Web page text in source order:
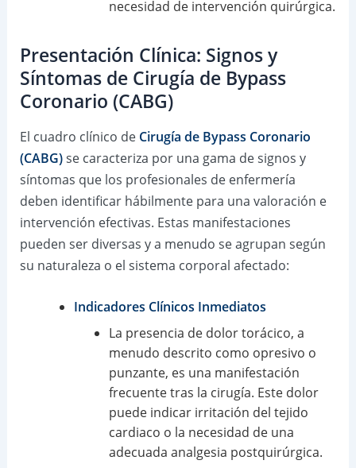
necesidad de intervención quirúrgica.
Presentación Clínica: Signos y
Síntomas de Cirugía de Bypass
Coronario (CABG)
El cuadro clínico de Cirugía de Bypass Coronario
(CABG)se caracteriza por una gama de signos y
síntomas que los profesionales de enfermería
deben identificar hábilmente para una valoración e
intervención efectivas. Estas manifestaciones
pueden ser diversas y a menudo se agrupan según
su naturaleza o el sistema corporal afectado:
Indicadores Clínicos Inmediatos
La presencia de dolor torácico, a
menudo descrito como opresivo o
punzante, es una manifestación
frecuente tras la cirugía. Este dolor
puede indicar irritación del tejido
cardiaco o la necesidad de una
adecuada analgesia postquirúrgica.